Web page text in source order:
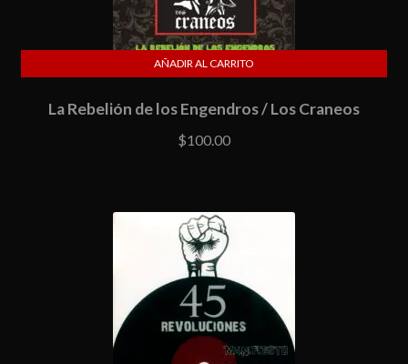
La Rebelión de los Engendros / Los Craneos
$100.00
AÑADIR AL CARRITO